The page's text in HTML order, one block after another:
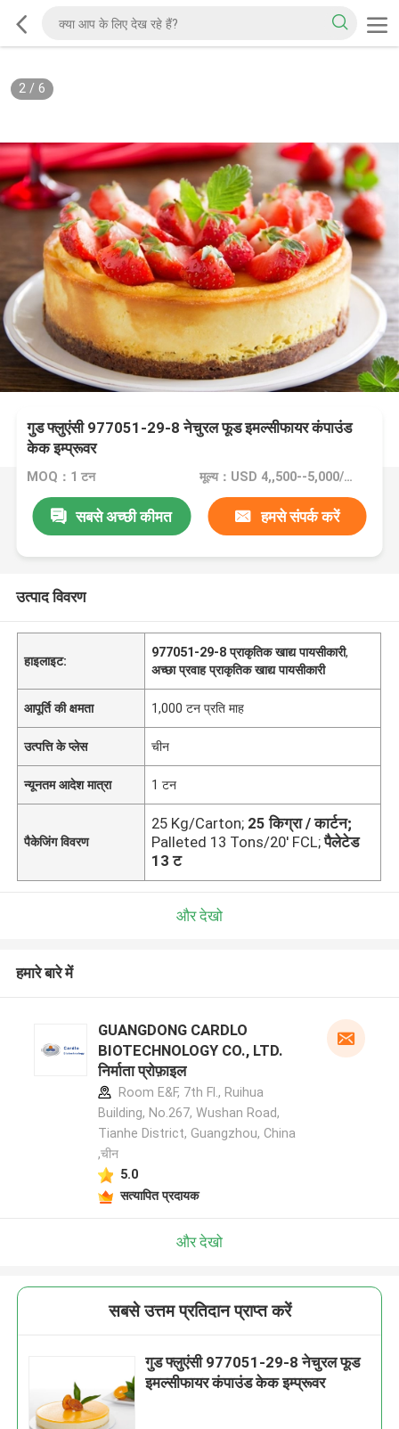
2/ 6
गुड फ्लुएंसी 977051-29-8 नेचुरल फूड इमल्सीफायर कंपाउंड
केक इम्प्रूवर
MOQ：1 टन मूल्य：USD 4,,500--5,000/Ton FOB Port Guangzhou, China
सबसे अच्छी कीमत हमसे संपर्क करें
उत्पाद विवरण
हाइलाइट:
977051-29-8 प्राकृतिक खाद्य पायसीकारी,
अच्छा प्रवाह प्राकृतिक खाद्य पायसीकारी
आपूर्ति की क्षमता 1,000 टन प्रति माह
उत्पत्ति के प्लेस चीन
न्यूनतम आदेश मात्रा 1 टन
पैकेजिंग विवरण
25 Kg/Carton; 25 किग्रा / कार्टन;
Palleted 13 Tons/20' FCL; पैलेटेड
13 ट
और देखो
हमारे बारे में
GUANGDONG CARDLO
BIOTECHNOLOGY CO., LTD.
निर्माता प्रोफ़ाइल
Room E&F, 7th Fl., Ruihua
Building, No.267, Wushan Road,
Tianhe District, Guangzhou, China
,चीन
5.0
सत्यापित प्रदायक
और देखो
सबसे उत्तम प्रतिदान प्राप्त करें
गुड फ्लुएंसी 977051-29-8 नेचुरल फूड
इमल्सीफायर कंपाउंड केक इम्प्रूवर